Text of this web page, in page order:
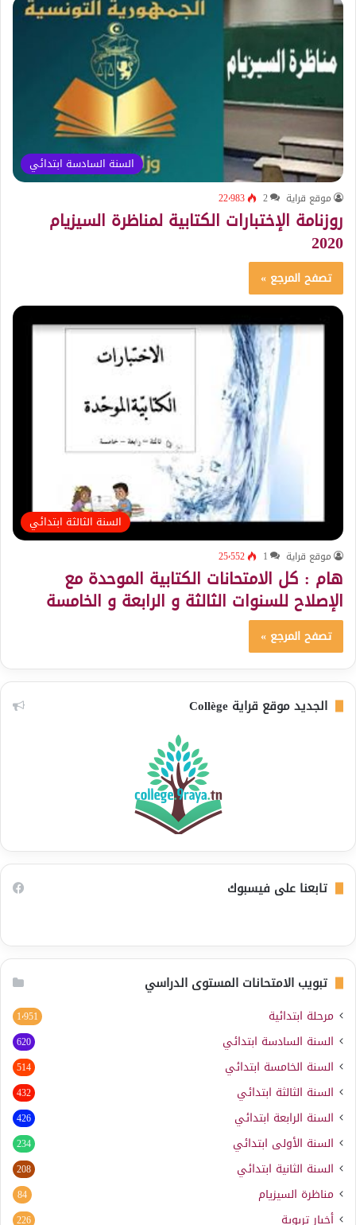
السنة السادسة ابتدائي
موقع قراية 2 22٬983
روزنامة الإختبارات الكتابية لمناظرة السيزيام
2020
تصفح المرجع »
السنة الثالثة ابتدائي
موقع قراية 1 25٬552
هام : كل الامتحانات الكتابية الموحدة مع
الإصلاح للسنوات الثالثة و الرابعة و الخامسة
تصفح المرجع »
الجديد موقع قراية Collège
تابعنا على فيسبوك
تبويب الامتحانات المستوى الدراسي
مرحلة ابتدائية 1٬951
السنة السادسة ابتدائي 620
السنة الخامسة ابتدائي 514
السنة الثالثة ابتدائي 432
السنة الرابعة ابتدائي 426
السنة الأولى ابتدائي 234
السنة الثانية ابتدائي 208
مناظرة السيزيام 84
أخبار تربوية 226